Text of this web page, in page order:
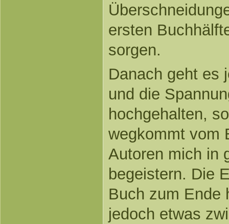
ersten
sorgen.
Danach geht es
und die
hochgehalten,
wegkommt vom
Autoren mich in
begeistern. Die
Buch zum Ende
jedoch etwas